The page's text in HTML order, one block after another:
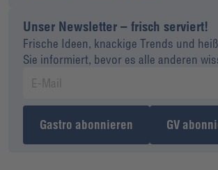
Unser Newsletter – frisch serviert!
Frische Ideen, knackige Trends und
Sie informiert, bevor es alle anderen
Gastro abonnieren GV